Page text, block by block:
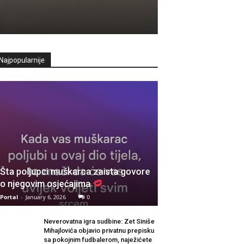
Šta poljupci muškarca zaista govore
o njegovim osjećajima
Portal - January 6, 2026 0
Neverovatna igra sudbine: Zet Siniše
Mihajlovića objavio privatnu prepisku
sa pokojnim fudbalerom, naježićete